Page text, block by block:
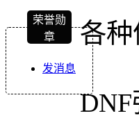
荣誉勋
章
发消息
各种
DNF